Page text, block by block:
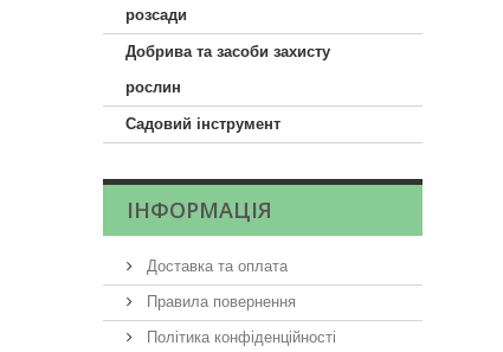
розсади
Добрива та засоби захисту
рослин
Садовий інструмент
ІНФОРМАЦІЯ
Доставка та оплата
Правила повернення
Політика конфіденційності